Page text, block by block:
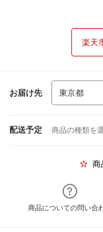
楽天
お届け先
配送予定 商品の種類を
商
商品についての問い合